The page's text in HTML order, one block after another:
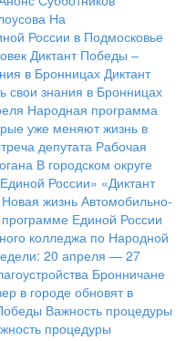
На
России в Подмосковье
Диктант Победы –
в Бронницах Диктант
свои знания в Бронницах
Народная программа
уже меняют жизнь в
депутата Рабочая
В городском округе
России» «Диктант
Новая жизнь Автомобильно-
Единой России
колледжа по Народной
20 апреля — 27
Бронничане
в городе обновят в
Важность процедуры
процедуры